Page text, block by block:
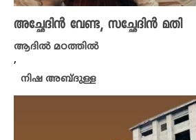
അച്ഛേദിൻ വേണ്ട, സച്ഛേദിൻ മതി
ആദിൽ മഠത്തിൽ
,
നിഷ അബ്ദുള്ള